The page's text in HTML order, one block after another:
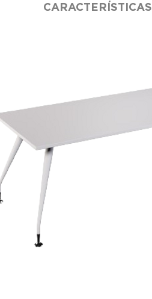
CARACTERÍSTICAS